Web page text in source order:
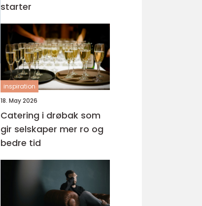
starter
inspiration
18. May 2026
Catering i drøbak som
gir selskaper mer ro og
bedre tid